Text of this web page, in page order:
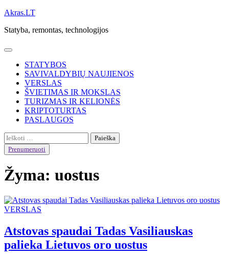
Skip
content
Akras.LT
Statyba, remontas, technologijos
STATYBOS
SAVIVALDYBIŲ NAUJIENOS
VERSLAS
ŠVIETIMAS IR MOKSLAS
TURIZMAS IR KELIONĖS
KRIPTOTURTAS
PASLAUGOS
Ieškoti:
Prenumeruoti
Žyma: uostus
VERSLAS
Atstovas spaudai Tadas Vasiliauskas
palieka Lietuvos oro uostus